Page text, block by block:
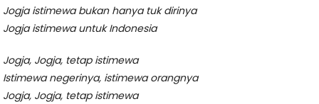
Jogja istimewa bukan hanya tuk dirinya
Jogja istimewa untuk Indonesia
Jogja, Jogja, tetap istimewa
Istimewa negerinya, istimewa orangnya
Jogja, Jogja, tetap istimewa